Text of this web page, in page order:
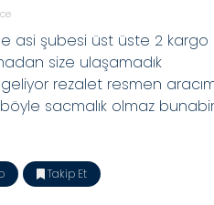
asi şubesi üst üste 2 kargo
size ulaşamadık
rezalet resmen
sacmalık olmaz bunabir
Takip Et